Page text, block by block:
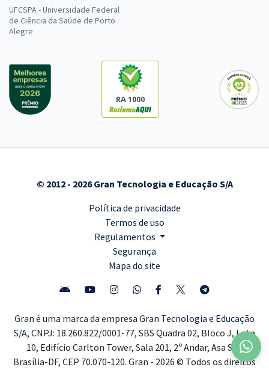
UFCSPA - Universidade Federal
de Ciência da Saúde de Porto
Alegre
RA 1000
© 2012 - 2026 Gran Tecnologia e Educação S/A
Política de privacidade
Termos de uso
Regulamentos
Segurança
Mapa do site
Gran é uma marca da empresa Gran Tecnologia e Educação
S/A, CNPJ: 18.260.822/0001-77, SBS Quadra 02, Bloco J, Lote
10, Edifício Carlton Tower, Sala 201, 2º Andar, Asa Sul,
Brasília-DF, CEP 70.070-120. Gran - 2026 © Todos os direitos